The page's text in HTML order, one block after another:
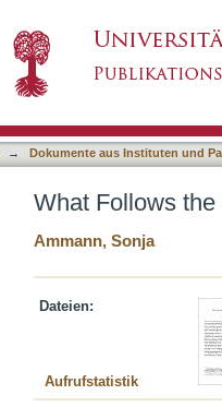
→ Dokumente aus Instituten und
What Follows
Ammann, Sonja
Dateien:
Aufrufstatistik